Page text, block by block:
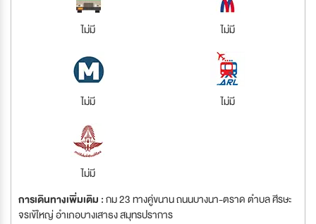
ไม่มี ไม่มี
ไม่มี ไม่มี
ไม่มี
การเดินทางเพิ่มเติม :กม 23 ทางคู่ขนาน ถนนบางนา-ตราด ตำบล ศีรษะ
จรเข้ใหญ่ อำเภอบางเสาธง สมุทรปราการ